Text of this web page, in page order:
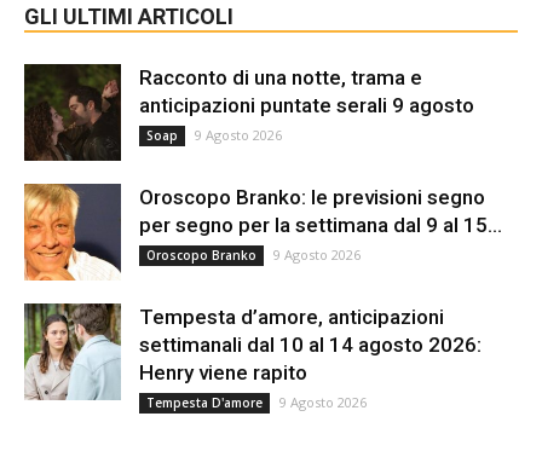
GLI ULTIMI ARTICOLI
Racconto di una notte, trama e
anticipazioni puntate serali 9 agosto
Soap 9 Agosto 2026
Oroscopo Branko: le previsioni segno
per segno per la settimana dal 9 al 15...
Oroscopo Branko 9 Agosto 2026
Tempesta d’amore, anticipazioni
settimanali dal 10 al 14 agosto 2026:
Henry viene rapito
Tempesta D'amore 9 Agosto 2026